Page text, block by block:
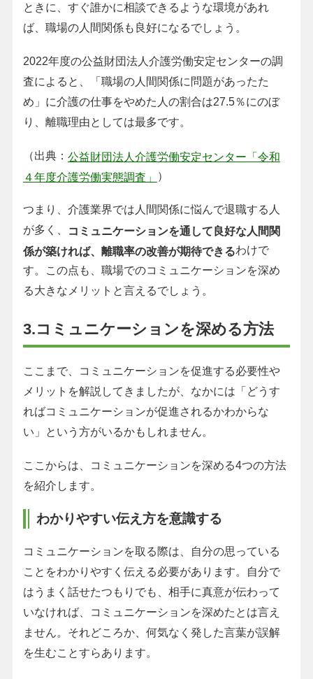
ときに、すぐ誰かに相談できるような環境があれ
ば、職場の人間関係も良好になるでしょう。
2022年度の公益財団法人介護労働安定センターの調
査によると、「職場の人間関係に問題があったた
め」に介護の仕事をやめた人の割合は27.5％にのぼ
り、離職理由としては最多です。
（出典： 公益財団法人介護労働安定センター「令和
４年度介護労働実態調査」
）
つまり、介護業界では人間関係に悩んで退職する人
が多く、
コミュニケーションを通して良好な人間関
係が築ければ、離職率の改善が期待できるわけで
す。この点も、職場でのコミュニケーションを深め
る大きなメリットと言えるでしょう。
3.コミュニケーションを深める方法
ここまで、コミュニケーションを促進する必要性や
メリットを解説してきましたが、なかには「どうす
ればコミュニケーションが促進されるかわからな
い」という方がいるかもしれません。
ここからは、コミュニケーションを深める4つの方法
を紹介します。
わかりやすい伝え方を意識する
コミュニケーションを取る際は、自分の思っている
ことをわかりやすく伝える必要があります。自分で
はうまく話せたつもりでも、相手に真意が伝わって
いなければ、コミュニケーションを深めたとは言え
ません。それどころか、何気なく発した言葉が誤解
を生むことすらあります。